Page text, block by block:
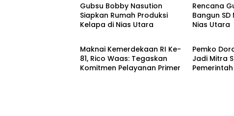
Gubsu Bobby Nasution
Siapkan Rumah Produksi
Kelapa di Nias Utara
Rencana
Bangun
Nias Utara
DPRD Kota Medan
Maknai Kemerdekaan RI Ke-
81, Rico Waas: Tegaskan
Komitmen Pelayanan Primer
Headline
Pemko
Jadi Mitra
Pemerintah